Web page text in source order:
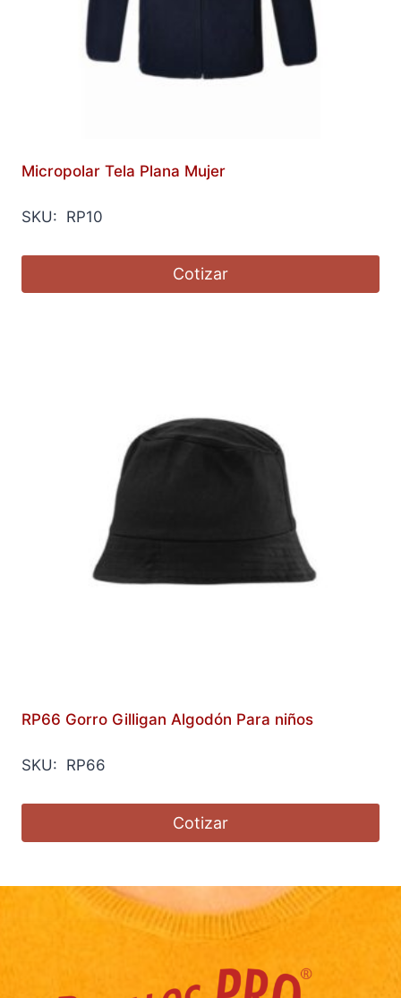
Micropolar Tela Plana Mujer
SKU: RP10
Cotizar
RP66 Gorro Gilligan Algodón Para niños
SKU: RP66
Cotizar